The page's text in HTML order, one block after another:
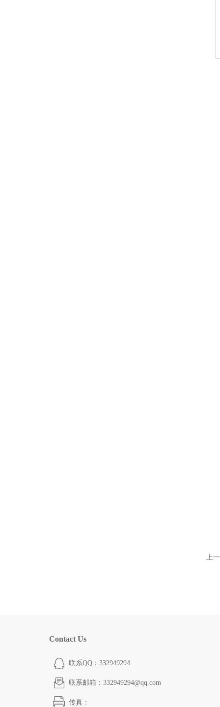
上
Contact Us
联系QQ：332949294
联系邮箱：332949294@qq.com
传真：